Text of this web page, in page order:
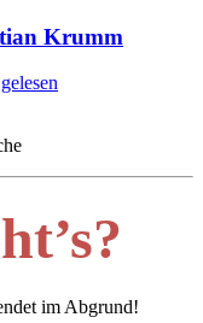
Krumm
gelesen
im Abgrund!